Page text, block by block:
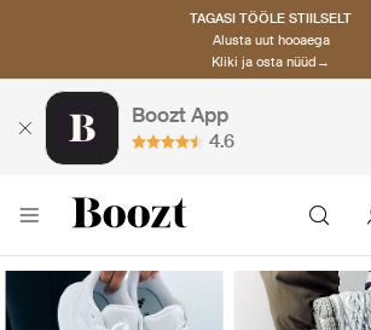
TAGASI TÖÖLE STIILSELT
Alusta uut hooaega
Kliki ja osta nüüd→
Boozt App
4.6